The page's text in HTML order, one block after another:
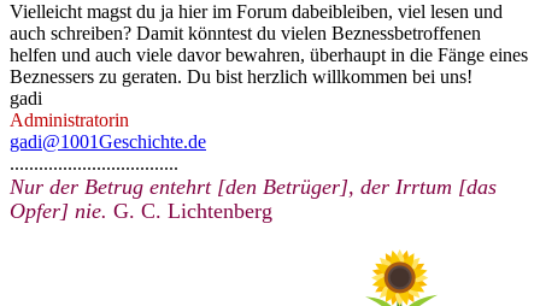
Vielleicht magst du ja hier im Forum dabeibleiben, viel lesen und
auch schreiben? Damit könntest du vielen Beznessbetroffenen
helfen und auch viele davor bewahren, überhaupt in die Fänge eines
Beznessers zu geraten. Du bist herzlich willkommen bei uns!
gadi
Administratorin
gadi@1001Geschichte.de
...................................
Nur der Betrug entehrt [den Betrüger], der Irrtum [das
Opfer] nie. G. C. Lichtenberg